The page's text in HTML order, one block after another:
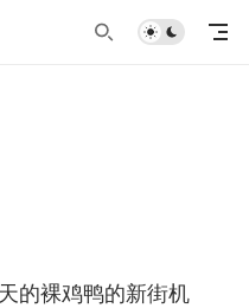
的裸鸡鸭的新街机